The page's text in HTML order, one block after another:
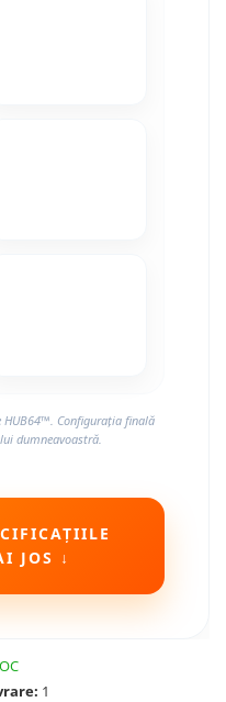
Configurația finală
dumneavoastră.
JOS ↓
1